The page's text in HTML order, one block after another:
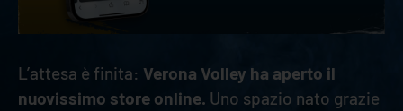
L’attesa è finita: Verona Volley ha aperto il
nuovissimo store online. Uno spazio nato grazie